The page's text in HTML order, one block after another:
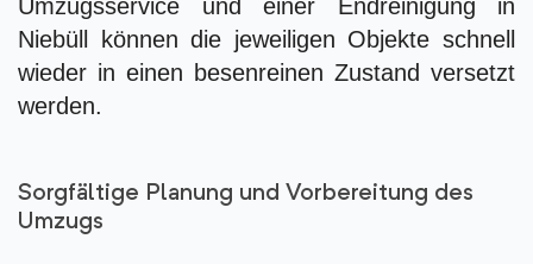
Umzugsservice und einer Endreinigung in
Niebüll können die jeweiligen Objekte schnell
wieder in einen besenreinen Zustand versetzt
werden.
Sorgfältige Planung und Vorbereitung des
Umzugs